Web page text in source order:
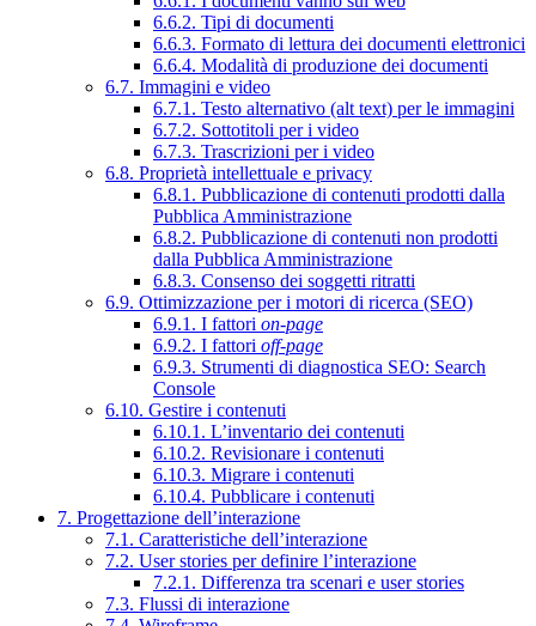
6.6.2. Tipi di documenti
6.6.3. Formato di lettura dei documenti elettronici
6.6.4. Modalità di produzione dei documenti
6.7. Immagini e video
6.7.1. Testo alternativo (alt text) per le immagini
6.7.2. Sottotitoli per i video
6.7.3. Trascrizioni per i video
6.8. Proprietà intellettuale e privacy
6.8.1. Pubblicazione di contenuti prodotti dalla
Pubblica Amministrazione
6.8.2. Pubblicazione di contenuti non prodotti
dalla Pubblica Amministrazione
6.8.3. Consenso dei soggetti ritratti
6.9. Ottimizzazione per i motori di ricerca (SEO)
6.9.1. I fattori on-page
6.9.2. I fattori off-page
6.9.3. Strumenti di diagnostica SEO: Search
Console
6.10. Gestire i contenuti
6.10.1. L’inventario dei contenuti
6.10.2. Revisionare i contenuti
6.10.3. Migrare i contenuti
6.10.4. Pubblicare i contenuti
7. Progettazione dell’interazione
7.1. Caratteristiche dell’interazione
7.2. User stories per definire l’interazione
7.2.1. Differenza tra scenari e user stories
7.3. Flussi di interazione